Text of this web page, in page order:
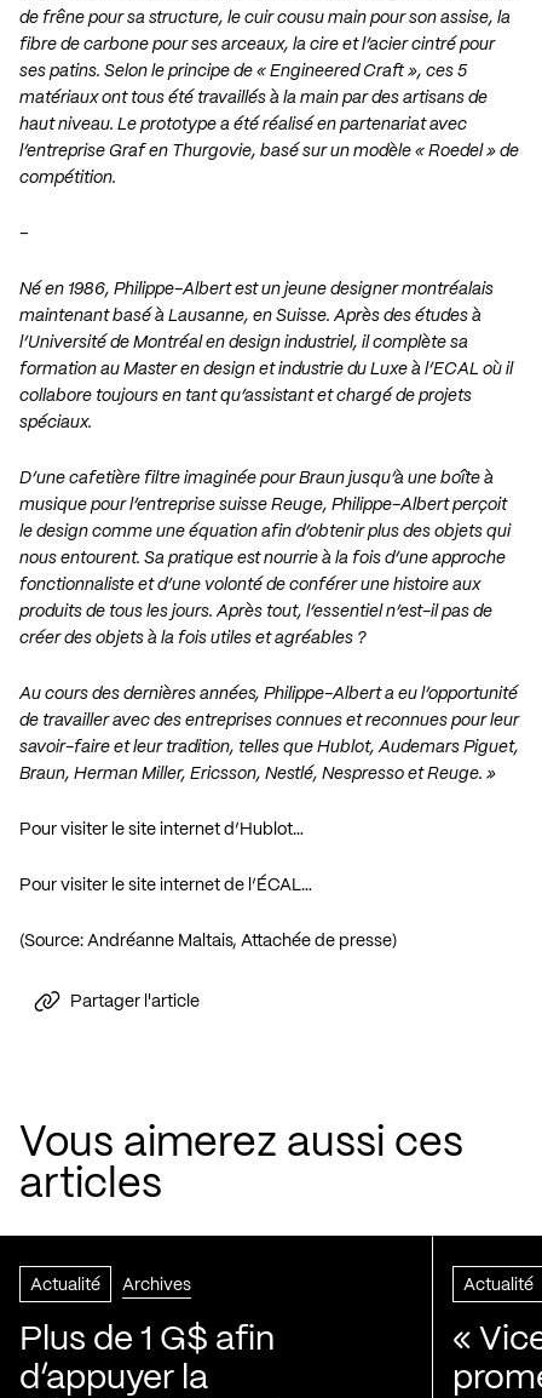
de frêne pour sa structure, le cuir cousu main pour son assise, la
fibre de carbone pour ses arceaux, la cire et l’acier cintré pour
ses patins. Selon le principe de « Engineered Craft », ces 5
matériaux ont tous été travaillés à la main par des artisans de
haut niveau. Le prototype a été réalisé en partenariat avec
l’entreprise Graf en Thurgovie, basé sur un modèle « Roedel » de
compétition.
–
Né en 1986, Philippe-Albert est un jeune designer montréalais
maintenant basé à Lausanne, en Suisse. Après des études à
l’Université de Montréal en design industriel, il complète sa
formation au Master en design et industrie du Luxe à l’ECAL où il
collabore toujours en tant qu’assistant et chargé de projets
spéciaux.
D’une cafetière filtre imaginée pour Braun jusqu’à une boîte à
musique pour l’entreprise suisse Reuge, Philippe-Albert perçoit
le design comme une équation afin d’obtenir plus des objets qui
nous entourent. Sa pratique est nourrie à la fois d’une approche
fonctionnaliste et d’une volonté de conférer une histoire aux
produits de tous les jours. Après tout, l’essentiel n’est-il pas de
créer des objets à la fois utiles et agréables ?
Au cours des dernières années, Philippe-Albert a eu l’opportunité
de travailler avec des entreprises connues et reconnues pour leur
savoir-faire et leur tradition, telles que Hublot, Audemars Piguet,
Braun, Herman Miller, Ericsson, Nestlé, Nespresso et Reuge. »
Pour visiter le site internet d’Hublot…
Pour visiter le site internet de l’ÉCAL…
(Source: Andréanne Maltais, Attachée de presse)
Partager l'article
Vous aimerez aussi ces
articles
Actualité Archives
Plus de 1 G$ afin
d’appuyer la
Actualité
«